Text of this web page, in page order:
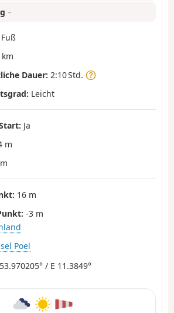
–
Dauer: 2:10 Std.
Leicht
Ja
m
16 m
-3 m
Poel
/ E 11.3849°